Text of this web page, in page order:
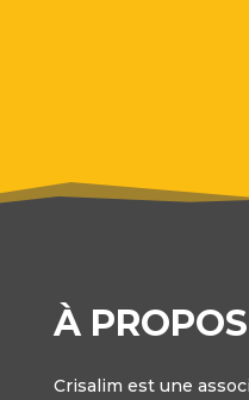
À PROPOS
Crisalim est une